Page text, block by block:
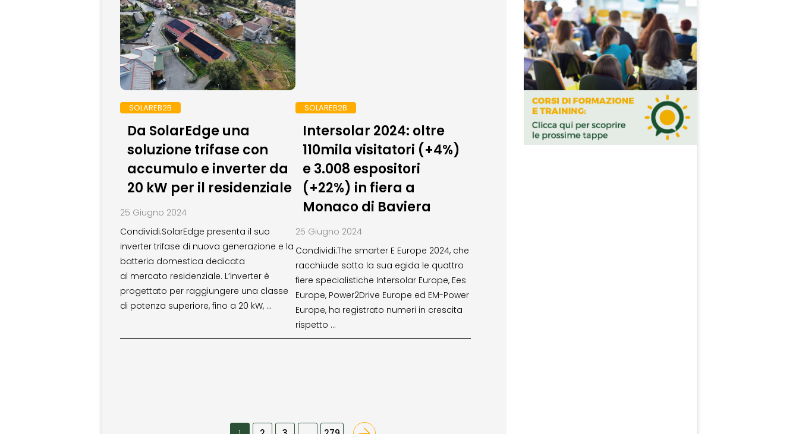
SOLAREB2B
Da SolarEdge una
soluzione trifase con
accumulo e inverter da
20 kW per il residenziale
25 Giugno 2024
Condividi:SolarEdge presenta il suo
inverter trifase di nuova generazione e la
batteria domestica dedicata
al mercato residenziale. L’inverter è
progettato per raggiungere una classe
di potenza superiore, fino a 20 kW, …
SOLAREB2B
Intersolar 2024: oltre
110mila visitatori (+4%)
e 3.008 espositori
(+22%) in fiera a
Monaco di Baviera
25 Giugno 2024
Condividi:The smarter E Europe 2024, che
racchiude sotto la sua egida le quattro
fiere specialistiche Intersolar Europe, Ees
Europe, Power2Drive Europe ed EM-Power
Europe, ha registrato numeri in crescita
rispetto …